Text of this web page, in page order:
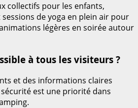
collectifs pour les enfants,
de yoga en plein air pour
légères en soirée autour
à tous les visiteurs ?
et des informations claires
sécurité est une priorité dans